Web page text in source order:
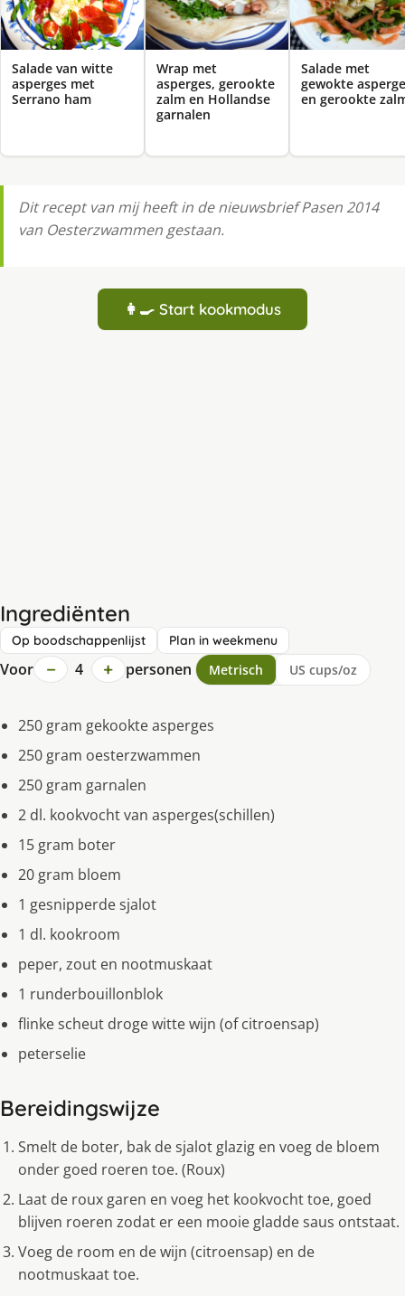
Salade van witte
asperges met
Serrano ham
Wrap met
asperges, gerookte
zalm en Hollandse
garnalen
Salade met
gewokte
en gerookte
Dit recept van mij heeft in de nieuwsbrief Pasen 2014
van Oesterzwammen gestaan.
👩‍🍳 Start kookmodus
Ingrediënten
Op boodschappenlijst Plan in weekmenu
Voor − 4 + personen Metrisch US cups/oz
250 gram gekookte asperges
250 gram oesterzwammen
250 gram garnalen
2 dl. kookvocht van asperges(schillen)
15 gram boter
20 gram bloem
1 gesnipperde sjalot
1 dl. kookroom
peper, zout en nootmuskaat
1 runderbouillonblok
flinke scheut droge witte wijn (of citroensap)
peterselie
Bereidingswijze
Smelt de boter, bak de sjalot glazig en voeg de bloem
onder goed roeren toe. (Roux)
Laat de roux garen en voeg het kookvocht toe, goed
blijven roeren zodat er een mooie gladde saus ontstaat.
Voeg de room en de wijn (citroensap) en de
nootmuskaat toe.